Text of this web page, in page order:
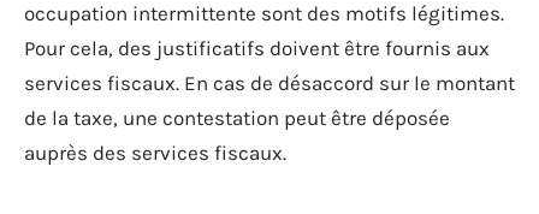
occupation intermittente sont des motifs légitimes.
Pour cela, des justificatifs doivent être fournis aux
services fiscaux. En cas de désaccord sur le montant
de la taxe, une contestation peut être déposée
auprès des services fiscaux.